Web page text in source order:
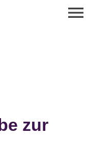
menu
zur